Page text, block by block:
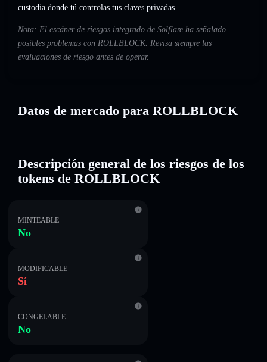
custodia donde tú controlas tus claves privadas.
Nota: El escáner de riesgos integrado de Solflare ha señalado
posibles problemas con ROLLBLOCK. Revisa siempre las
evaluaciones de riesgo antes de operar.
Datos de mercado para ROLLBLOCK
Descripción general de los riesgos de los
tokens de ROLLBLOCK
MINTEABLE
No
MODIFICABLE
Sí
CONGELABLE
No